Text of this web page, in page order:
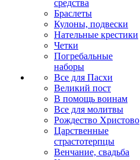
средства
Браслеты
Кулоны, подвески
Нательные крестики
Четки
Погребальные
наборы
Все для Пасхи
Великий пост
В помощь воинам
Все для молитвы
Рождество Христово
Царственные
страстотерпцы
Венчание, свадьба